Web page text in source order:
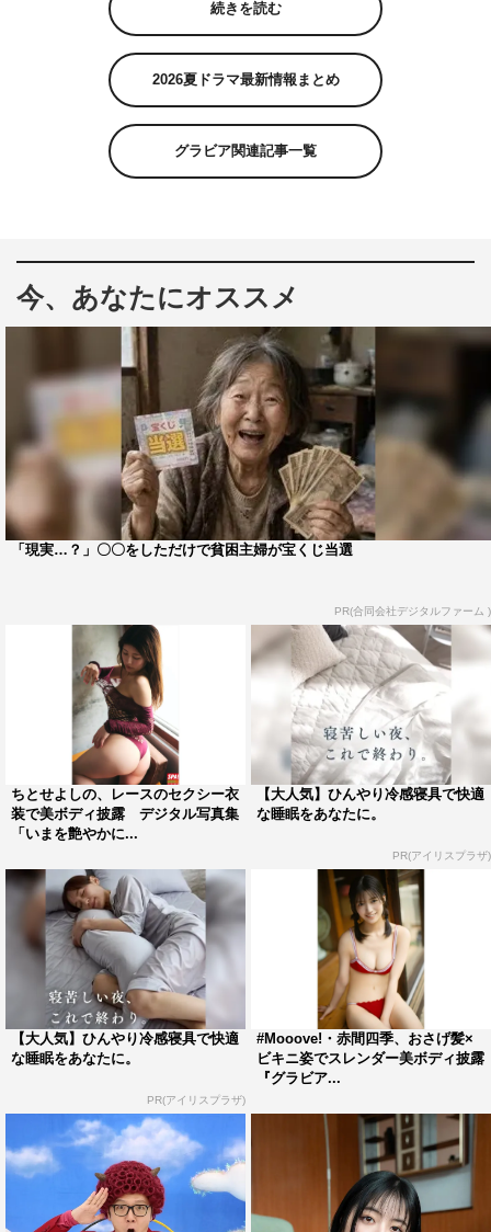
続きを読む
2026夏ドラマ最新情報まとめ
グラビア関連記事一覧
今、あなたにオススメ
「現実…？」〇〇をしただけで貧困主婦が宝くじ当選
PR(合同会社デジタルファーム )
ちとせよしの、レースのセクシー衣
装で美ボディ披露 デジタル写真集
「いまを艶やかに...
【大人気】ひんやり冷感寝具で快適
な睡眠をあなたに。
PR(アイリスプラザ)
【大人気】ひんやり冷感寝具で快適
な睡眠をあなたに。
PR(アイリスプラザ)
#Mooove!・赤間四季、おさげ髪×
ビキニ姿でスレンダー美ボディ披露
『グラビア...